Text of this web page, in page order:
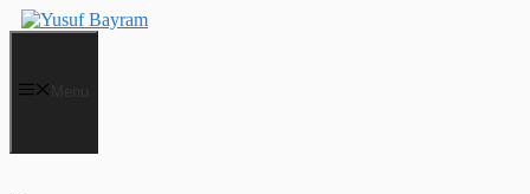
İçeriğe
atla
Menu